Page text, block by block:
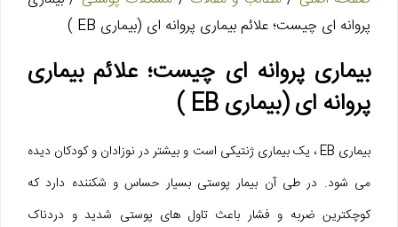
پروانه ای چیست؛ علائم بیماری پروانه ای (بیماری EB )
بیماری پروانه ای چیست؛ علائم بیماری
پروانه ای (بیماری EB )
بیماری EB ، یک بیماری ژنتیکی است و بیشتر در نوزادان و کودکان دیده
می‌ شود. در طی آن بیمار پوستی بسیار حساس و شکننده دارد که
کوچکترین ضربه و فشار باعث تاول‌ های پوستی شدید و دردناک